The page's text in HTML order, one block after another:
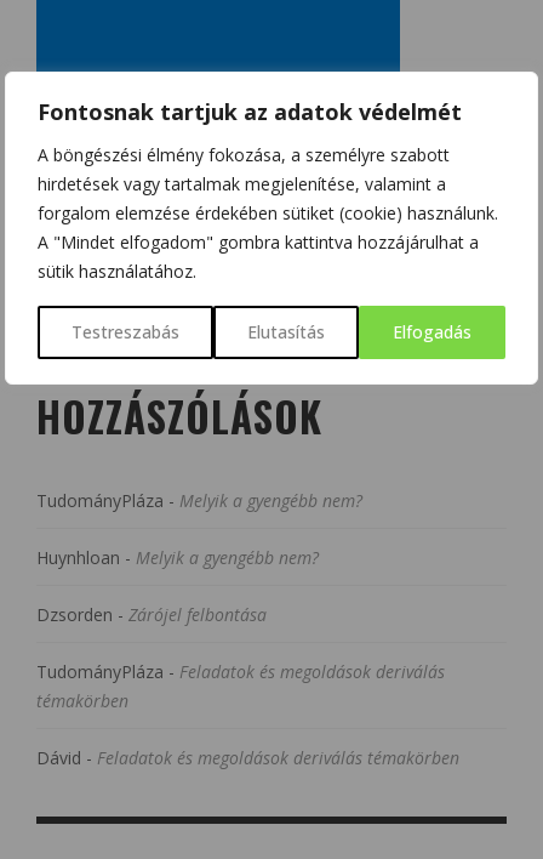
Fontosnak tartjuk az adatok védelmét
A böngészési élmény fokozása, a személyre szabott
hirdetések vagy tartalmak megjelenítése, valamint a
forgalom elemzése érdekében sütiket (cookie) használunk.
A "Mindet elfogadom" gombra kattintva hozzájárulhat a
sütik használatához.
Testreszabás Elutasítás Elfogadás
LEGUTÓBBI
HOZZÁSZÓLÁSOK
TudományPláza - Melyik a gyengébb nem?
Huynhloan - Melyik a gyengébb nem?
Dzsorden - Zárójel felbontása
TudományPláza - Feladatok és megoldások deriválás
témakörben
Dávid - Feladatok és megoldások deriválás témakörben